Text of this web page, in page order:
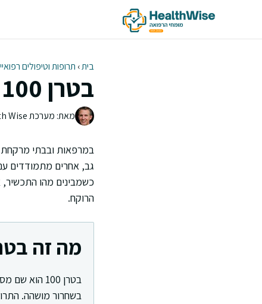
בית› תרופות וטיפולים
בטרן 100 מה זה: שימושים ותופעות לוואי
מאת: מערכת Health Wise | צוות העריכה
גב, אחרים מתמודדים
כשמבינים מהו
הרוקח.
מה זה בטרן
בשחרור מושהה.